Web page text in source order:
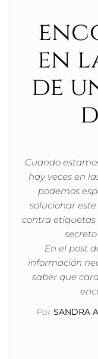
en
de
Cuando
hay veces en
podemos
solucionar
contra etiquetas
En el post
información
saber que
Por SANDRA